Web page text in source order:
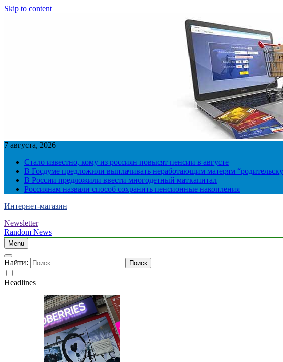
Skip to content
7 августа, 2026
Стало известно, кому из россиян повысят пенсии в августе
В Госдуме предложили выплачивать неработающим матерям
В России предложили ввести многодетный маткапитал
Россиянам назвали способ сохранить пенсионные накопления
Интернет-магазин
Newsletter
Random News
Menu
Найти:
Headlines